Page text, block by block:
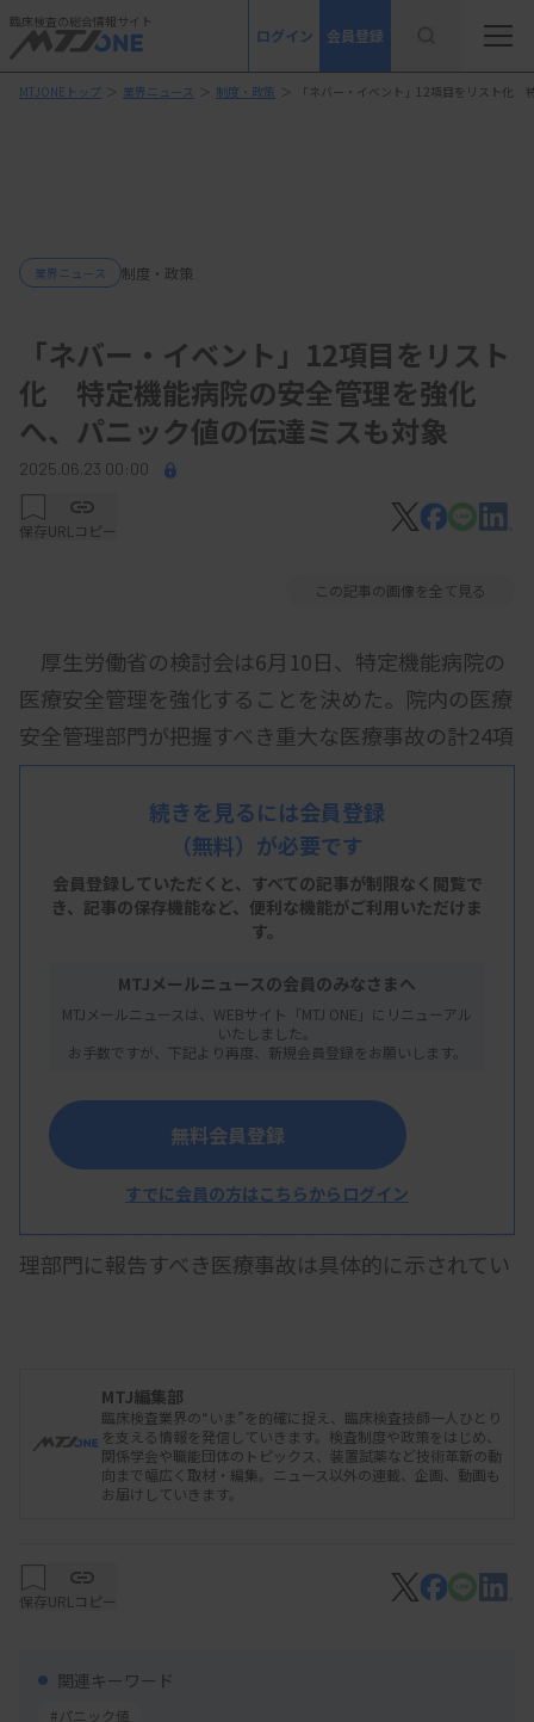
臨床検査の総合情報サイト
ログイン 会員登録
MTJONEトップ ＞ 業界ニュース ＞ 制度・政策 ＞ 「ネバー・イベント」12項目をリスト化
業界ニュース 制度・政策
「ネバー・イベント」12項目をリスト
化 特定機能病院の安全管理を強化
へ、パニック値の伝達ミスも対象
2025.06.23 00:00
保存URLコピー
この記事の画像を全て見る
厚生労働省の検討会は6月10日、特定機能病院の
医療安全管理を強化することを決めた。院内の医療
安全管理部門が把握すべき重大な医療事故の計24項
目を具体的に定め、このうち12項目は、決して起こ
してはならないとされる「ネバー・イベント」など
に該当するとして全例を院内で検証して対策を講じ
る。
24項目に対し各病院が講じた対策は特定機能病院
の間で共有し、さらに他の病院にも参考になるよう
公表する。医療安全対策を特定機能病院から各病院
特定機能病院は高度の医療を提供することから医
療安全管理の体制が定められているが、医療安全管
理部門に報告すべき医療事故は具体的に示されてい
このため、医療安全管理部門が把握すべき医療事
故をリスト化する。「患者への影響度」と「回避可
を定める。同日の検討会では、A類型に該当する事
続きを見るには会員登録
（無料）が必要です
会員登録していただくと、すべての記事が制限なく閲覧で
き、 記事の保存機能など、便利な機能がご利用いただけま
す。
MTJメールニュースの会員のみなさまへ
MTJメールニュースは、WEBサイト「MTJ ONE」にリニューアル
いたしました。
お手数ですが、下記より再度、新規会員登録をお願いします。
無料会員登録
すでに会員の方はこちらからログイン
MTJ編集部
臨床検査業界の“いま”を的確に捉え、臨床検査技師一人ひとり
を支える情報を発信していきます。検査制度や政策をはじめ、
関係学会や職能団体のトピックス、装置試薬など技術革新の動
向まで幅広く取材・編集。ニュース以外の連載、企画、動画も
お届けしていきます。
保存URLコピー
関連キーワード
#パニック値